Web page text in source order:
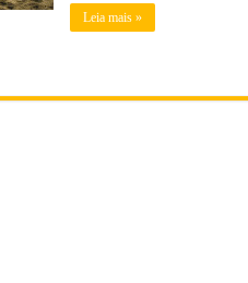
Leia mais »